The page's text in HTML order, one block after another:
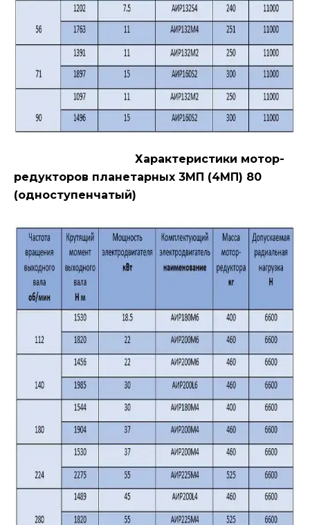
Характеристики мотор-
редукторов планетарных 3МП (4МП) 80
(одноступенчатый)